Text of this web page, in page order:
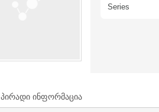
Series
პირადი ინფორმაცია